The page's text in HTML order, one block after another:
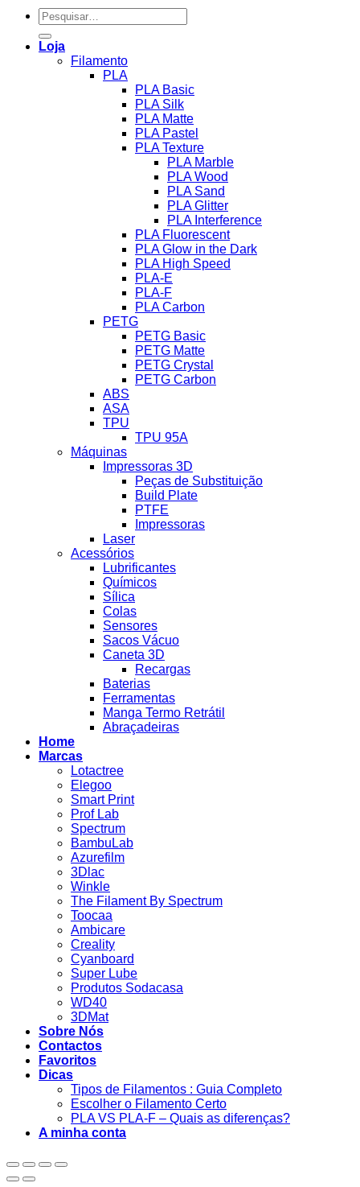
Pesquisar
por:
Loja
Filamento
PLA
PLA Basic
PLA Silk
PLA Matte
PLA Pastel
PLA Texture
PLA Marble
PLA Wood
PLA Sand
PLA Glitter
PLA Interference
PLA Fluorescent
PLA Glow in the Dark
PLA High Speed
PLA-E
PLA-F
PLA Carbon
PETG
PETG Basic
PETG Matte
PETG Crystal
PETG Carbon
ABS
ASA
TPU
TPU 95A
Máquinas
Impressoras 3D
Peças de Substituição
Build Plate
PTFE
Impressoras
Laser
Acessórios
Lubrificantes
Químicos
Sílica
Colas
Sensores
Sacos Vácuo
Caneta 3D
Recargas
Baterias
Ferramentas
Manga Termo Retrátil
Abraçadeiras
Home
Marcas
Lotactree
Elegoo
Smart Print
Prof Lab
Spectrum
BambuLab
Azurefilm
3Dlac
Winkle
The Filament By Spectrum
Toocaa
Ambicare
Creality
Cyanboard
Super Lube
Produtos Sodacasa
WD40
3DMat
Sobre Nós
Contactos
Favoritos
Dicas
Tipos de Filamentos : Guia Completo
Escolher o Filamento Certo
PLA VS PLA-F – Quais as diferenças?
A minha conta